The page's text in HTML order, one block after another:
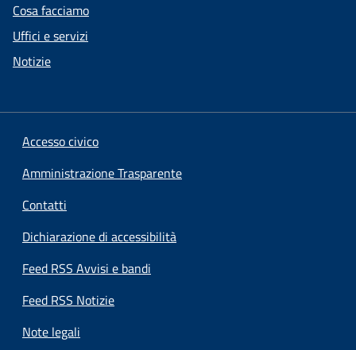
Cosa facciamo
Uffici e servizi
Notizie
Accesso civico
Amministrazione Trasparente
Contatti
Dichiarazione di accessibilità
Feed RSS Avvisi e bandi
Feed RSS Notizie
Note legali